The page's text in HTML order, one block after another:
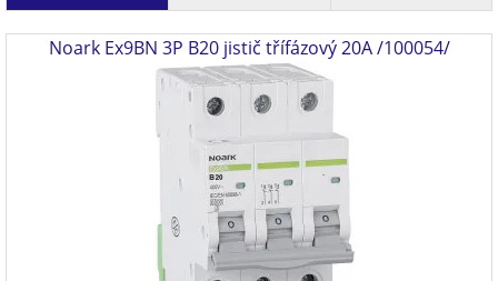
Noark Ex9BN 3P B20 jistič třífázový 20A /100054/